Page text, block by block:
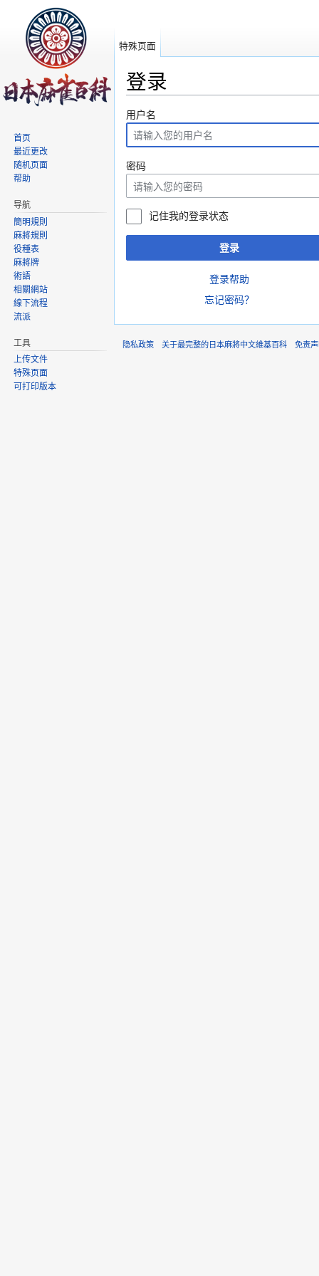
登录
用户名
密码
记住我的登录状态
登录
登录帮助
忘记密码？
特殊页面
首页
最近更改
随机页面
帮助
导航
簡明規則
麻將規則
役種表
麻將牌
術語
相關網站
線下流程
流派
工具
上传文件
特殊页面
可打印版本
隐私政策 关于最完整的日本麻將中文維基百科 免责